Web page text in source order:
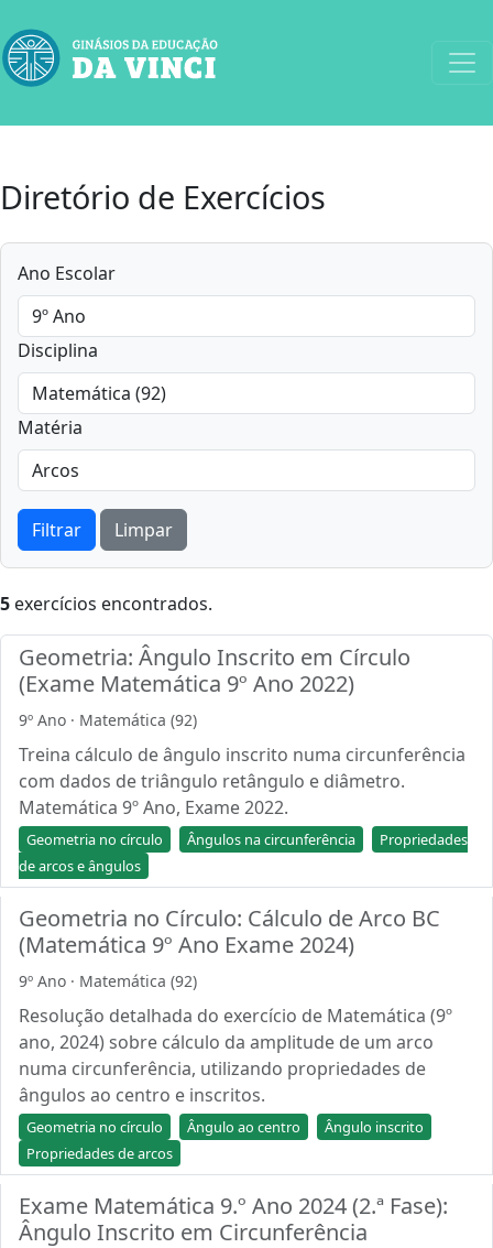
Diretório de Exercícios
Ano Escolar
Disciplina
Matéria
Filtrar Limpar
5 exercícios encontrados.
Geometria: Ângulo Inscrito em Círculo
(Exame Matemática 9º Ano 2022)
9º Ano · Matemática (92)
Treina cálculo de ângulo inscrito numa circunferência
com dados de triângulo retângulo e diâmetro.
Matemática 9º Ano, Exame 2022.
Geometria no círculo Ângulos na circunferência
Propriedades
de arcos e ângulos
Geometria no Círculo: Cálculo de Arco BC
(Matemática 9º Ano Exame 2024)
9º Ano · Matemática (92)
Resolução detalhada do exercício de Matemática (9º
ano, 2024) sobre cálculo da amplitude de um arco
numa circunferência, utilizando propriedades de
ângulos ao centro e inscritos.
Geometria no círculo Ângulo ao centro
Ângulo inscrito
Propriedades de arcos
Exame Matemática 9.º Ano 2024 (2.ª Fase):
Ângulo Inscrito em Circunferência